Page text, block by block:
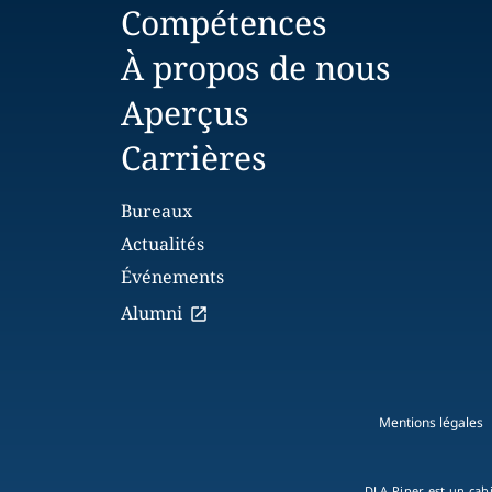
Compétences
À propos de nous
Aperçus
Carrières
Bureaux
Actualités
Événements
Alumni
Mentions légales